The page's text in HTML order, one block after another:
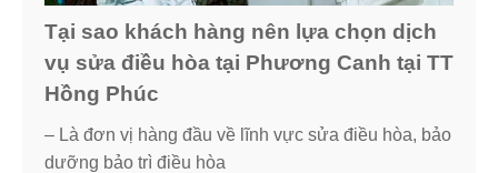
Tại sao khách hàng nên lựa chọn dịch
vụ sửa điều hòa tại Phương Canh tại TT
Hồng Phúc
– Là đơn vị hàng đầu về lĩnh vực sửa điều hòa, bảo
dưỡng bảo trì điều hòa